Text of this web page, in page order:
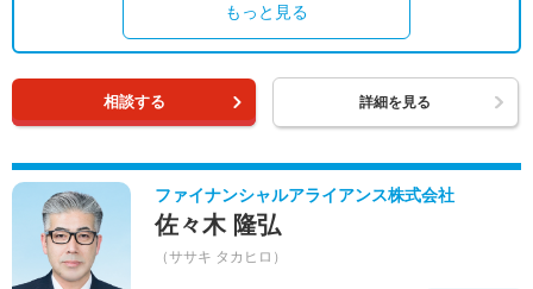
もっと見る
相談する 詳細を見る
ファイナンシャルアライアンス株式会社
佐々木 隆弘
（ササキ タカヒロ）